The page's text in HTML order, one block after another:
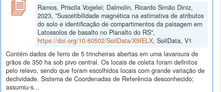
Ramos, Priscila Vogelei; Dalmolin, Ricardo Simão Diniz,
2023, "Suscetibilidade magnética na estimativa de atributos
do solo e identificação de compartimentos da paisagem em
Latossolos de basalto no Planalto do RS",
https://doi.org/10.60502/SoilData/X9IELX, SoilData, V1
Contém dados de ferro de 5 trincheiras abertas em uma lavaroura de
grãos de 350 ha sob pivo central. Os locais de coleta foram definitos
pelo relevo, sendo que foram escolhidos locais com grande variação de
declividade. Sistema de Coordenadas de Referência desconhecido;
assumiu-s...